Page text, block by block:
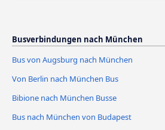
Busverbindungen nach München
Bus von Augsburg nach München
Von Berlin nach München Bus
Bibione nach München Busse
Bus nach München von Budapest